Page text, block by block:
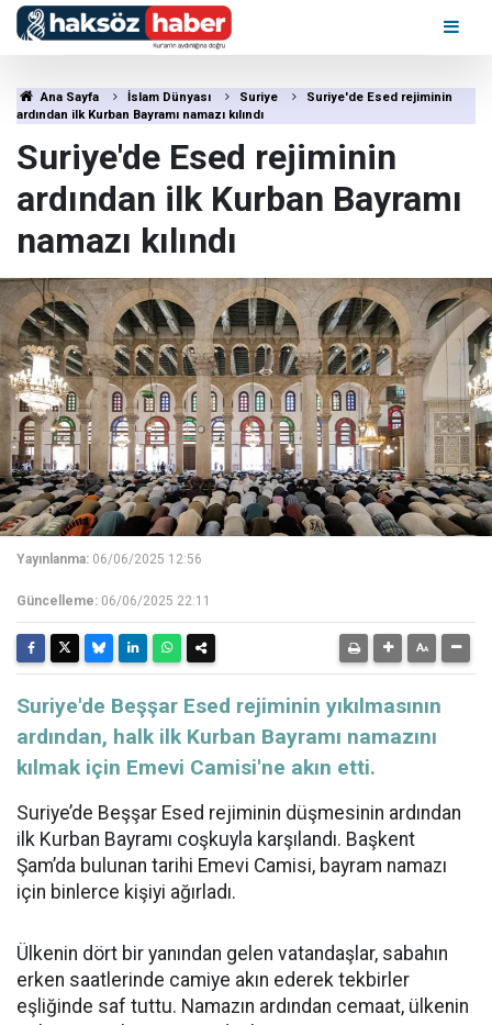
Ana Sayfa İslam Dünyası Suriye
Suriye'de Esed rejiminin
ardından ilk Kurban Bayramı namazı kılındı
Suriye'de Esed rejiminin
ardından ilk Kurban Bayramı
namazı kılındı
Yayınlanma: 06/06/2025 12:56
Güncelleme: 06/06/2025 22:11
Suriye'de Beşşar Esed rejiminin yıkılmasının
ardından, halk ilk Kurban Bayramı namazını
kılmak için Emevi Camisi'ne akın etti.
Suriye’de Beşşar Esed rejiminin düşmesinin ardından
ilk Kurban Bayramı coşkuyla karşılandı. Başkent
Şam’da bulunan tarihi Emevi Camisi, bayram namazı
için binlerce kişiyi ağırladı.
Ülkenin dört bir yanından gelen vatandaşlar, sabahın
erken saatlerinde camiye akın ederek tekbirler
eşliğinde saf tuttu. Namazın ardından cemaat, ülkenin